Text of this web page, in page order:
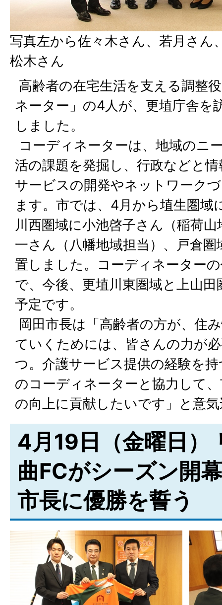
写真左から佐々木さん、若月さん
松木さん
高齢者の在宅生活を支える調整
ネーター」の4人が、更埴庁舎を
しました。
コーディネーターは、地域のニ
活の課題を発掘し、行政などと
サービスの開発やネットワーク
ます。市では、4月から埴生圏域
川西圏域に小池啓子さん（稲荷
一さん（八幡地域担当）、戸倉
置しました。コーディネーター
で、今後、更埴川東圏域と上山
予定です。
岡田市長は「高齢者の方が、住
ていくためには、皆さんの力が
つ。介護サービス提供の経験を
のコーディネーターと協力して
の向上に貢献したいです」と意
4月19日（金曜日）
曲FCがシーズン開
市長に優勝を誓う